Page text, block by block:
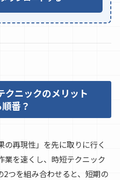
クニックのメリット
番？
再現性」を先に取りに行く
業を速くし、時短テクニック
2つを組み合わせると、短期の